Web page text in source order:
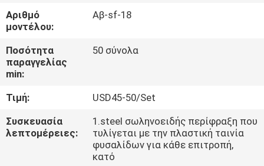
ΠΟΙΟΤΙΚΌΣ
ΈΛΕΓΧΟΣ
ΕΛΆΤΕ
ΣΕ
ΕΠΑΦΉ
Αριθμό
μοντέλου:
Αβ-sf-18
Ποσότητα
παραγγελίας
min:
50 σύνολα
Τιμή:
USD45-50/Set
Συσκευασία
λεπτομέρειες:
1.steel σωληνοειδής περίφραξη που
τυλίγεται με την πλαστική ταινία
φυσαλίδων για κάθε επιτροπή,
κατό